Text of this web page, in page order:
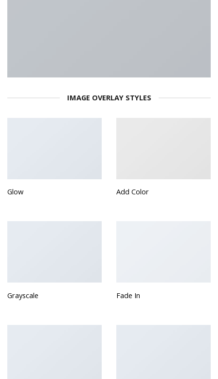
IMAGE OVERLAY STYLES
Glow Add Color
Grayscale Fade In